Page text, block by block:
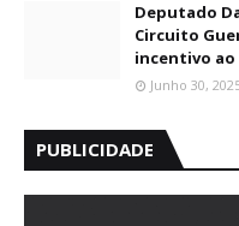
Deputado
Circuito
incentivo ao
Junho 30,
PUBLICIDADE